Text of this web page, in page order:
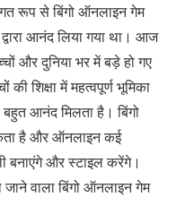
रूप से बिंगो ऑनलाइन गेम
आनंद लिया गया था। आज
और दुनिया भर में बड़े हो गए
शिक्षा में महत्वपूर्ण भूमिका
आनंद मिलता है। बिंगो
है और ऑनलाइन कई
बनाएंगे और स्टाइल करेंगे।
वाला बिंगो ऑनलाइन गेम